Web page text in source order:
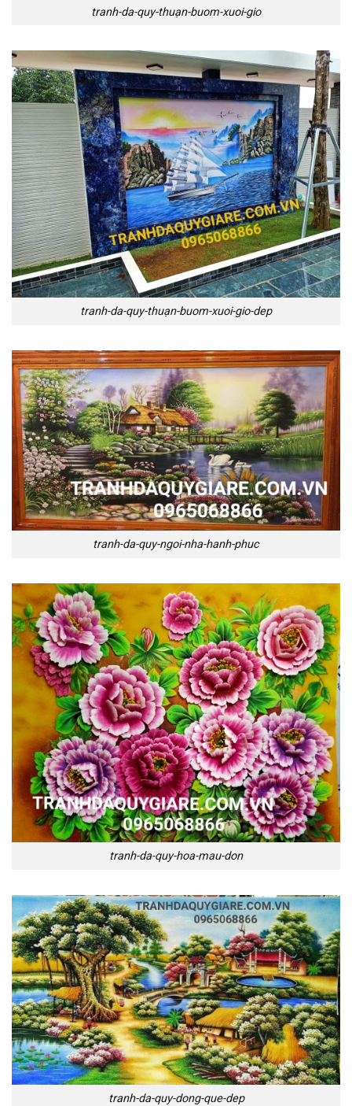
tranh-da-quy-thuạn-buom-xuoi-gio
tranh-da-quy-thuạn-buom-xuoi-gio-dep
tranh-da-quy-ngoi-nha-hanh-phuc
tranh-da-quy-hoa-mau-don
tranh-da-quy-dong-que-dep